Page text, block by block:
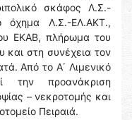
σκάφος Λ.Σ.-
όχημα Λ.Σ.-ΕΛ.ΑΚΤ.,
ΕΚΑΒ, πλήρωμα του
και στη συνέχεια τον
Από το Α΄ Λιμενικό
την προανάκριση
– νεκροτομής και
Πειραιά.